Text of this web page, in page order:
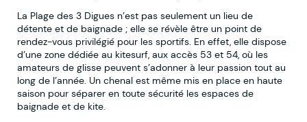
La Plage des 3 Digues n’est pas seulement un lieu de
détente et de baignade ; elle se révèle être un point de
rendez-vous privilégié pour les sportifs. En effet, elle dispose
d’une zone dédiée au kitesurf, aux accès 53 et 54, où les
amateurs de glisse peuvent s’adonner à leur passion tout au
long de l’année. Un chenal est même mis en place en haute
saison pour séparer en toute sécurité les espaces de
baignade et de kite.